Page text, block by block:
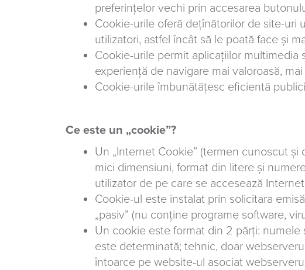
preferințelor vechi prin accesarea
Cookie-urile oferă dețînătorilor de site-uri
utilizatori, astfel încât să le poată face și
Cookie-urile permit aplicațiilor
experiență de navigare mai valoroasă,
Cookie-urile îmbunătățesc eficientă
Ce este un „cookie”?
Un „Internet Cookie” (termen cunoscut și
mici dimensiuni, format din litere și
utilizator de pe care se accesează
Cookie-ul este instalat prin solicitara
„pasiv” (nu conține programe software,
Un cookie este format din 2 părți:
este determinată; tehnic, doar
întoarce pe website-ul asociat